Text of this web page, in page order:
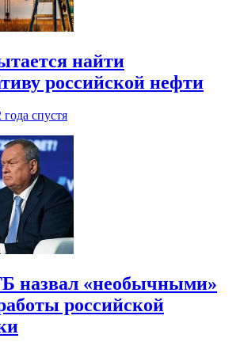
найти
российской нефти
года спустя
назвал «необычными»
российской